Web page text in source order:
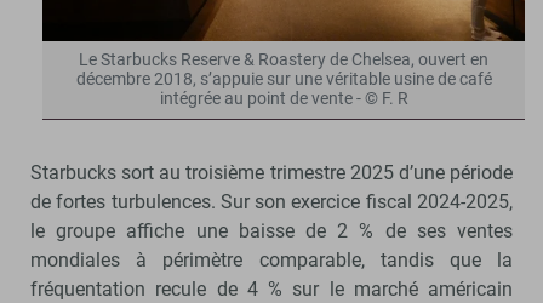
Le Starbucks Reserve & Roastery de Chelsea, ouvert en
décembre 2018, s’appuie sur une véritable usine de café
intégrée au point de vente - © F. R
Starbucks sort au troisième trimestre 2025 d’une période
de fortes turbulences. Sur son exercice fiscal 2024-2025,
le groupe affiche une baisse de 2 % de ses ventes
mondiales à périmètre comparable, tandis que la
fréquentation recule de 4 % sur le marché américain